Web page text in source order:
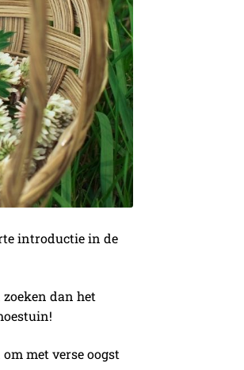
introductie in de
dan het
met verse oogst